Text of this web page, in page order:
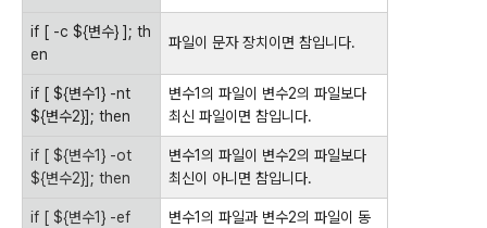
if [ -c ${변수} ]; th
en
파일이 문자 장치이면 참입니다.
if [ ${변수1} -nt
${변수2}]; then
변수1의 파일이 변수2의 파일보다
최신 파일이면 참입니다.
if [ ${변수1} -ot
${변수2}]; then
변수1의 파일이 변수2의 파일보다
최신이 아니면 참입니다.
if [ ${변수1} -ef
변수1의 파일과 변수2의 파일이 동